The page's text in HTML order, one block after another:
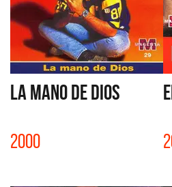
LA MANO DE DIOS
2000